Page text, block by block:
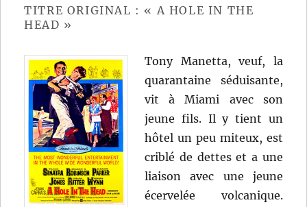
TITRE ORIGINAL : « A HOLE IN THE
HEAD »
Tony Manetta, veuf, la
quarantaine séduisante,
vit à Miami avec son
jeune fils. Il y tient un
hôtel un peu miteux, est
criblé de dettes et a une
liaison avec une jeune
écervelée volcanique.